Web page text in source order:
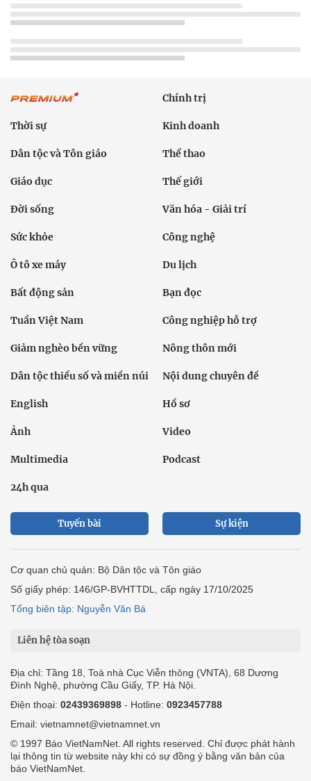
Chính trị
Thời sự Kinh doanh
Dân tộc và Tôn giáo Thể thao
Giáo dục Thế giới
Đời sống Văn hóa - Giải trí
Sức khỏe Công nghệ
Ô tô xe máy Du lịch
Bất động sản Bạn đọc
Tuần Việt Nam Công nghiệp hỗ trợ
Giảm nghèo bền vững Nông thôn mới
Dân tộc thiểu số và miền núi Nội dung chuyên đề
English Hồ sơ
Ảnh Video
Multimedia Podcast
24h qua
Tuyến bài Sự kiện
Cơ quan chủ quản: Bộ Dân tộc và Tôn giáo
Số giấy phép: 146/GP-BVHTTDL, cấp ngày 17/10/2025
Tổng biên tập: Nguyễn Văn Bá
Liên hệ tòa soạn
Địa chỉ: Tầng 18, Toà nhà Cục Viễn thông (VNTA), 68 Dương
Đình Nghệ, phường Cầu Giấy, TP. Hà Nội.
Điện thoại: 02439369898 - Hotline: 0923457788
Email: vietnamnet@vietnamnet.vn
© 1997 Báo VietNamNet. All rights reserved. Chỉ được phát hành
lại thông tin từ website này khi có sự đồng ý bằng văn bản của
báo VietNamNet.